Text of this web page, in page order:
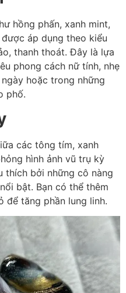
hồng phấn, xanh mint,
áp dụng theo kiểu
thanh thoát. Đây là lựa
phong cách nữ tính, nhẹ
hoặc trong những
phố.
các tông tím, xanh
hình ảnh vũ trụ kỳ
thích bởi những cô nàng
bật. Bạn có thể thêm
để tăng phần lung linh.